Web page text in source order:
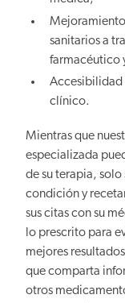
sanitarios a
farmacéutico
Accesibilidad
clínico.
Mientras que
especializada
de su terapia,
condición y
sus citas con su
lo prescrito para
mejores
que comparta
otros